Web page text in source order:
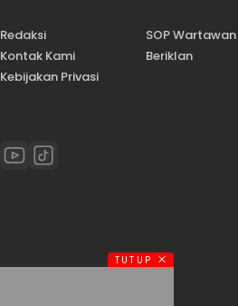
Redaksi
SOP Wartawan
Kontak Kami
Beriklan
Kebijakan Privasi
TUTUP